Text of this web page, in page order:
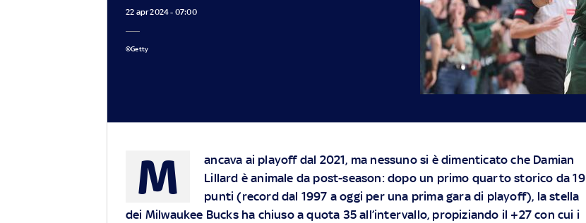
22 apr 2024 - 07:00
©Getty
M
ancava ai playoff dal 2021, ma nessuno si è dimenticato che Damian
Lillard è animale da post-season: dopo un primo quarto storico da 19
punti (record dal 1997 a oggi per una prima gara di playoff), la stella
dei Milwaukee Bucks ha chiuso a quota 35 all’intervallo, propiziando il +27 con cui i